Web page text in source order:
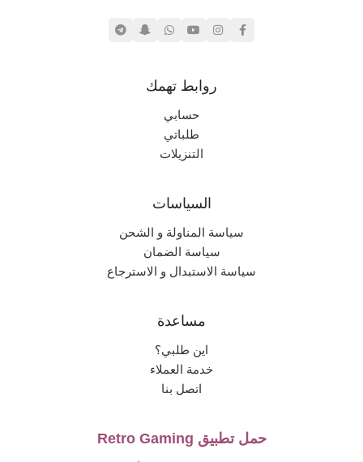
روابط تهمك
حسابي
طلباتي
التنزيلات
السياسات
سياسة المناولة و الشحن
سياسة الضمان
سياسة الاستبدال و الاسترجاع
مساعدة
اين طلبي؟
خدمة العملاء
اتصل بنا
حمل تطبيق Retro Gaming